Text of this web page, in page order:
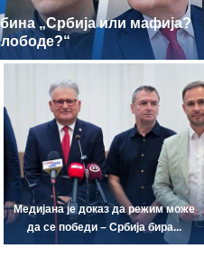
„Србија или мафија?
Медијана је доказ да режим може
да се победи – Србија бира...